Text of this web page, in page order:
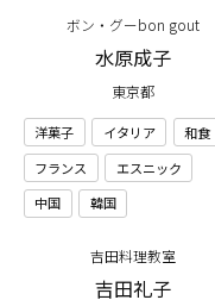
ボン・グーbon gout
水原成子
東京都
洋菓子 イタリア
和食
フランス
エスニック
中国
韓国
吉田料理教室
吉田礼子